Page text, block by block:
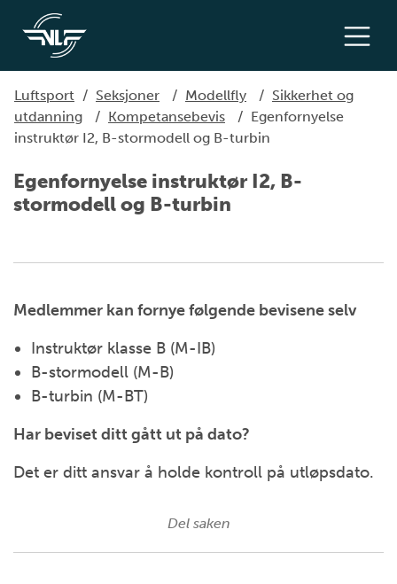
Luftsport / Seksjoner / Modellfly / Sikkerhet og
utdanning
/ Kompetansebevis / Egenfornyelse
instruktør I2, B-stormodell og B-turbin
Egenfornyelse instruktør I2, B-
stormodell og B-turbin
Medlemmer kan fornye følgende bevisene selv
Instruktør klasse B (M-IB)
B-stormodell (M-B)
B-turbin (M-BT)
Har beviset ditt gått ut på dato?
Det er ditt ansvar å holde kontroll på utløpsdato.
Del saken